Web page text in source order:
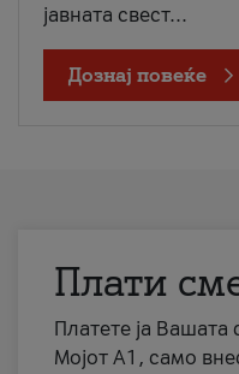
јавната свест...
Дознај повеќе
Плати
Платете ја Вашата
Мојот А1, само